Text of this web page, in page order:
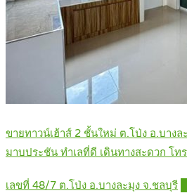
ขายทาวน์เฮ้าส์ 2 ชั้นใหม่ ต.โป่ง อ.บางล
มาบประชัน ทำเลที่ดี เดินทางสะดวก โท
เลขที่ 48/7 ต.โป่ง อ.บางละมุง จ.ชลบุรี